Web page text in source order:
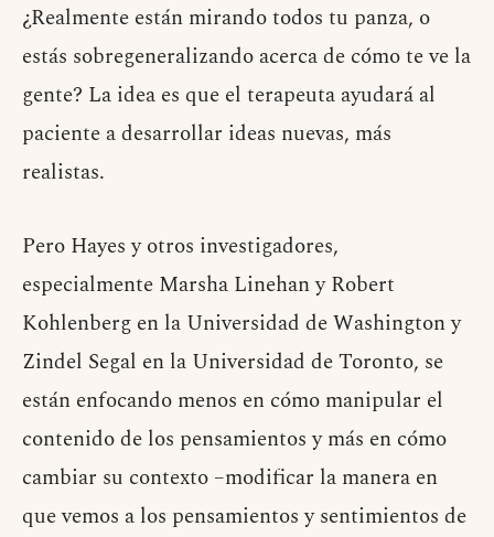
¿Realmente están mirando todos tu panza, o
estás sobregeneralizando acerca de cómo te ve la
gente? La idea es que el terapeuta ayudará al
paciente a desarrollar ideas nuevas, más
realistas.
Pero Hayes y otros investigadores,
especialmente Marsha Linehan y Robert
Kohlenberg en la Universidad de Washington y
Zindel Segal en la Universidad de Toronto, se
están enfocando menos en cómo manipular el
contenido de los pensamientos y más en cómo
cambiar su contexto –modificar la manera en
que vemos a los pensamientos y sentimientos de